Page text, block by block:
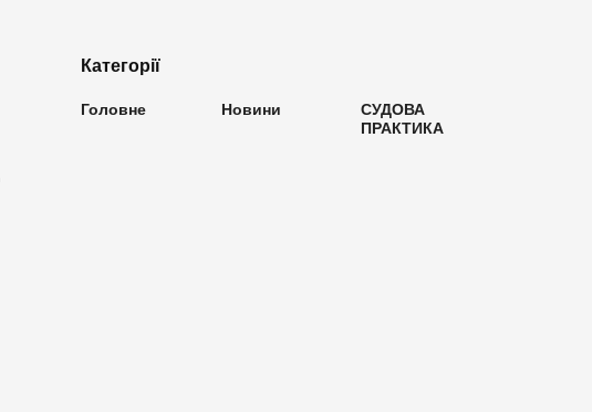
Категорії
Головне Новини
СУДОВА
ПРАКТИКА